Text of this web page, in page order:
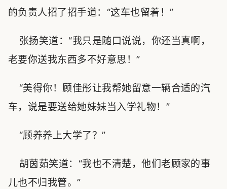
的负责人招了招手道：“这车也留着！”
张扬笑道：“我只是随口说说，你还当真啊，
老要你送我东西多不好意思！”
“美得你！顾佳彤让我帮她留意一辆合适的汽
车，说是要送给她妹妹当入学礼物！”
“顾养养上大学了？”
胡茵茹笑道：“我也不清楚，他们老顾家的事
儿也不归我管。”